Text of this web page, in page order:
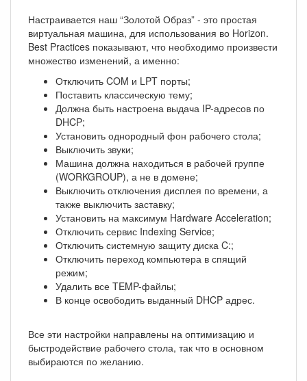
Настраивается наш “Золотой Образ” - это простая
виртуальная машина, для использования во Horizon.
Best Practices показывают, что необходимо произвести
множество изменений, а именно:
Отключить COM и LPT порты;
Поставить классическую тему;
Должна быть настроена выдача IP-адресов по
DHCP;
Установить однородный фон рабочего стола;
Выключить звуки;
Машина должна находиться в рабочей группе
(WORKGROUP), а не в домене;
Выключить отключения дисплея по времени, а
также выключить заставку;
Установить на максимум Hardware Acceleration;
Отключить сервис Indexing Service;
Отключить системную защиту диска C:;
Отключить переход компьютера в спящий
режим;
Удалить все TEMP-файлы;
В конце освободить выданный DHCP адрес.
Все эти настройки направлены на оптимизацию и
быстродействие рабочего стола, так что в основном
выбираются по желанию.